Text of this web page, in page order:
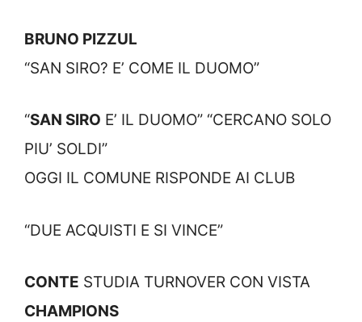
BRUNO PIZZUL
“SAN SIRO? E’ COME IL DUOMO”
“SAN SIRO E’ IL DUOMO” “CERCANO SOLO
PIU’ SOLDI”
OGGI IL COMUNE RISPONDE AI CLUB
“DUE ACQUISTI E SI VINCE”
CONTE STUDIA TURNOVER CON VISTA
CHAMPIONS